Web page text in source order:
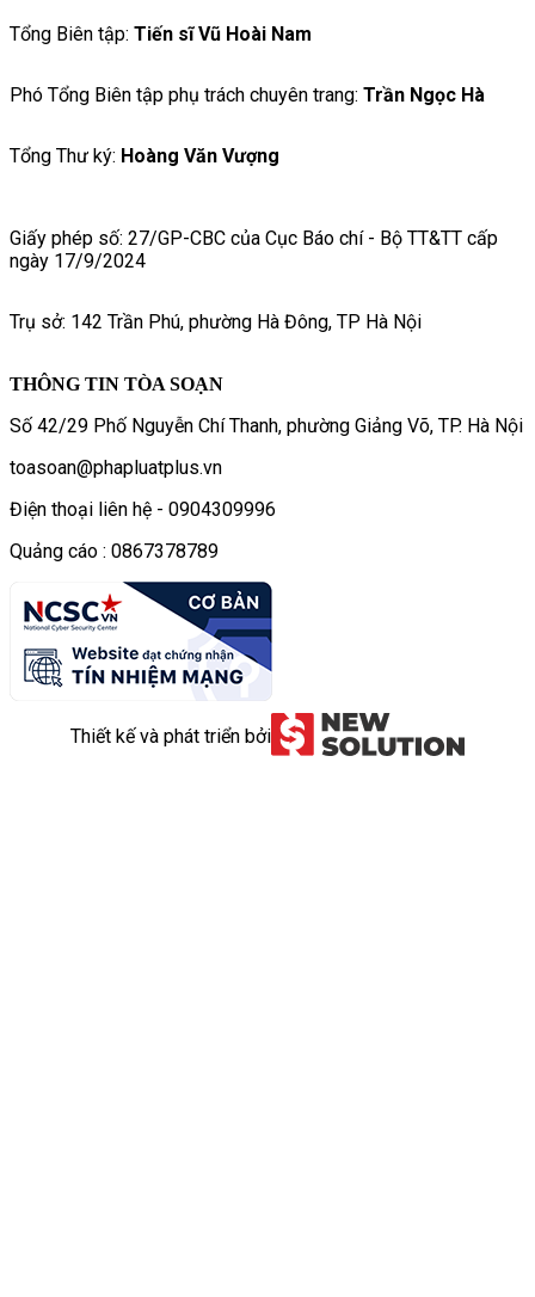
Tổng Biên tập: Tiến sĩ Vũ Hoài Nam
Phó Tổng Biên tập phụ trách chuyên trang: Trần Ngọc Hà
Tổng Thư ký: Hoàng Văn Vượng
Giấy phép số: 27/GP-CBC của Cục Báo chí - Bộ TT&TT cấp
ngày 17/9/2024
Trụ sở: 142 Trần Phú, phường Hà Đông, TP Hà Nội
THÔNG TIN TÒA SOẠN
Số 42/29 Phố Nguyễn Chí Thanh, phường Giảng Võ, TP. Hà Nội
toasoan@phapluatplus.vn
Điện thoại liên hệ - 0904309996
Quảng cáo : 0867378789
Thiết kế và phát triển bởi